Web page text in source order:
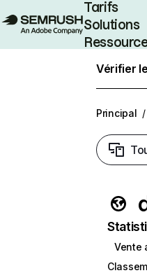
Tarifs
Solutions
Vérifier
Principal /
Vente